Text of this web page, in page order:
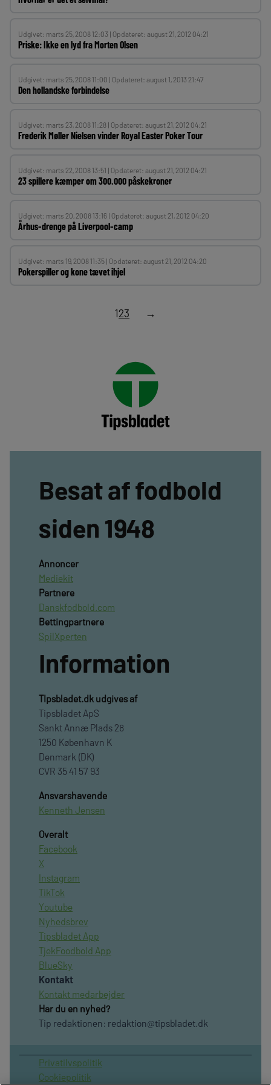
Udgivet: marts 25, 2008 12:03 | Opdateret: august 21, 2012 04:21
Priske: Ikke en lyd fra Morten Olsen
Udgivet: marts 25, 2008 11:00 | Opdateret: august 1, 2013 21:47
Den hollandske forbindelse
Udgivet: marts 23, 2008 11:28 | Opdateret: august 21, 2012 04:21
Frederik Møller Nielsen vinder Royal Easter Poker Tour
Udgivet: marts 22, 2008 13:51 | Opdateret: august 21, 2012 04:21
23 spillere kæmper om 300.000 påskekroner
Udgivet: marts 20, 2008 13:16 | Opdateret: august 21, 2012 04:20
Århus-drenge på Liverpool-camp
Udgivet: marts 19, 2008 11:35 | Opdateret: august 21, 2012 04:20
Pokerspiller og kone tævet ihjel
123 →
Besat af fodbold
siden 1948
Annoncer
Mediekit
Partnere
Danskfodbold.com
Bettingpartnere
SpilXperten
Information
TIpsbladet.dk udgives af
Tipsbladet ApS
Sankt Annæ Plads 28
1250 København K
Denmark (DK)
CVR 35 41 57 93
Ansvarshavende
Kenneth Jensen
Overalt
Facebook
X
Instagram
TikTok
Youtube
Nyhedsbrev
Tipsbladet App
TjekFoodbold App
BlueSky
Kontakt
Kontakt medarbejder
Har du en nyhed?
Tip redaktionen: redaktion@tipsbladet.dk
Privatilvspolitik
Cookiepolitik